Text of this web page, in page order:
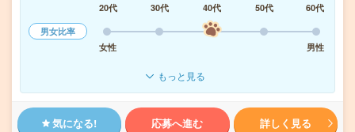
20代
30代 40代 50代
60代
男女比率
女性
男性
もっと見る
気になる! 応募へ進む 詳しく見る